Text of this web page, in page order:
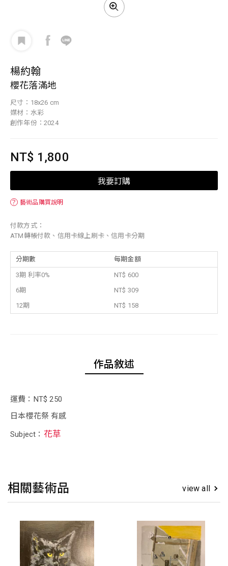
楊約翰
櫻花落滿地
尺寸：18x26 cm
媒材：水彩
創作年份：2024
NT$ 1,800
我要訂購
？ 藝術品購買說明
付款方式：
ATM轉帳付款、信用卡線上刷卡、信用卡分期
分期數 每期金額
3期 利率0%
NT$ 600
6期
NT$ 309
12期
NT$ 158
作品敘述
運費：NT$ 250
日本櫻花祭 有感
Subject： 花草
相關藝術品 view all